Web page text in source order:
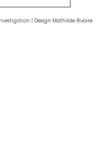
| Design Mathilde Rivoire